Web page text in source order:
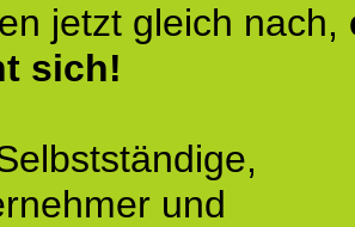
jetzt gleich nach,
sich!
und